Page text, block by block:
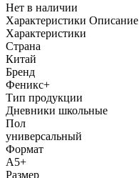
Нет в наличии
Характеристики Описание
Характеристики
Страна
Китай
Бренд
Феникс+
Тип продукции
Дневники школьные
Пол
универсальный
Формат
А5+
Размер